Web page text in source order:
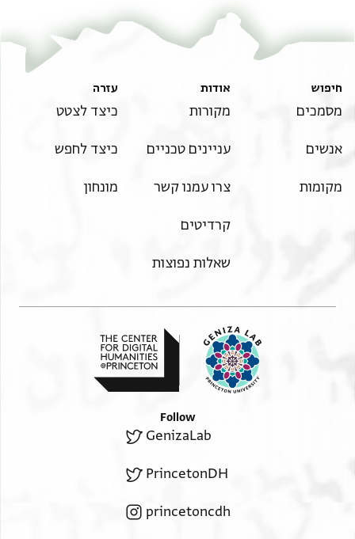
חיפוש
מסמכים
אנשים
מקומות
אודות
מקורות
עניינים טכניים
צרו עמנו קשר
קרדיטים
שאלות נפוצות
עזרה
כיצד לצטט
כיצד לחפש
מונחון
Follow
GenizaLab
PrincetonDH
princetoncdh